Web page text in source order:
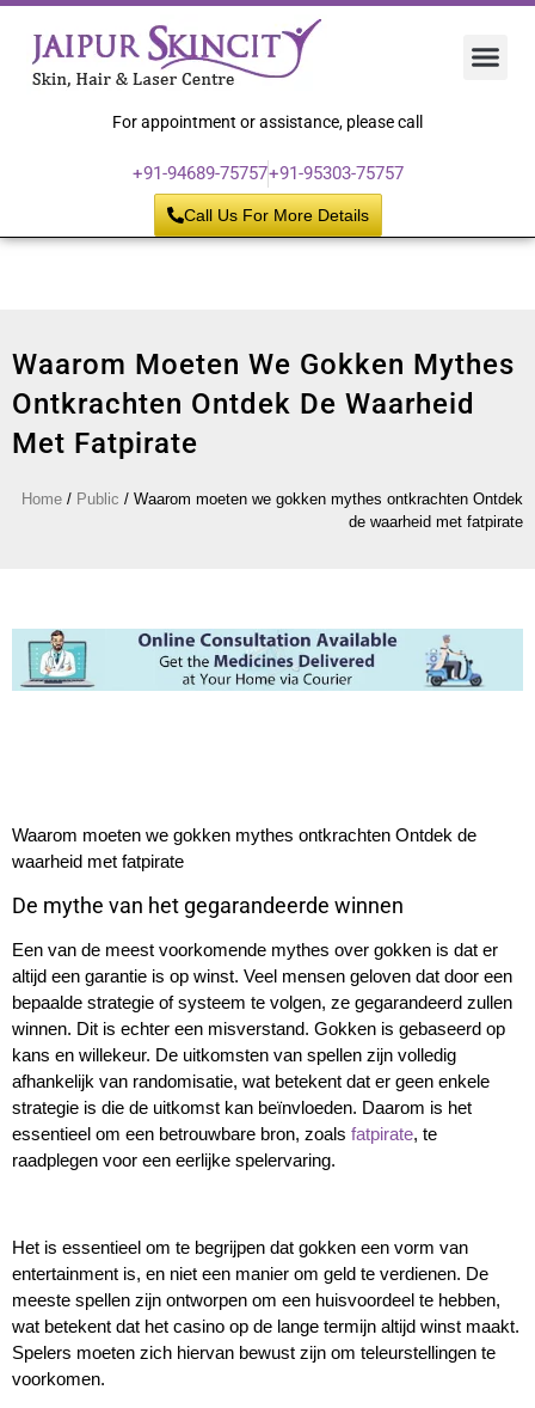
For appointment or assistance, please call
+91-94689-75757+91-95303-75757
Call Us For More Details
Waarom Moeten We Gokken Mythes
Ontkrachten Ontdek De Waarheid
Met Fatpirate
Home / Public / Waarom moeten we gokken mythes ontkrachten Ontdek
de waarheid met fatpirate
Waarom moeten we gokken mythes ontkrachten Ontdek de
waarheid met fatpirate
De mythe van het gegarandeerde winnen
Een van de meest voorkomende mythes over gokken is dat er
altijd een garantie is op winst. Veel mensen geloven dat door een
bepaalde strategie of systeem te volgen, ze gegarandeerd zullen
winnen. Dit is echter een misverstand. Gokken is gebaseerd op
kans en willekeur. De uitkomsten van spellen zijn volledig
afhankelijk van randomisatie, wat betekent dat er geen enkele
strategie is die de uitkomst kan beïnvloeden. Daarom is het
essentieel om een betrouwbare bron, zoals fatpirate, te
raadplegen voor een eerlijke spelervaring.
Het is essentieel om te begrijpen dat gokken een vorm van
entertainment is, en niet een manier om geld te verdienen. De
meeste spellen zijn ontworpen om een huisvoordeel te hebben,
wat betekent dat het casino op de lange termijn altijd winst maakt.
Spelers moeten zich hiervan bewust zijn om teleurstellingen te
voorkomen.